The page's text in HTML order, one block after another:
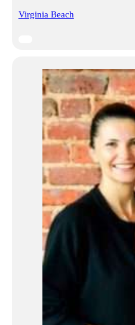
Virginia Beach